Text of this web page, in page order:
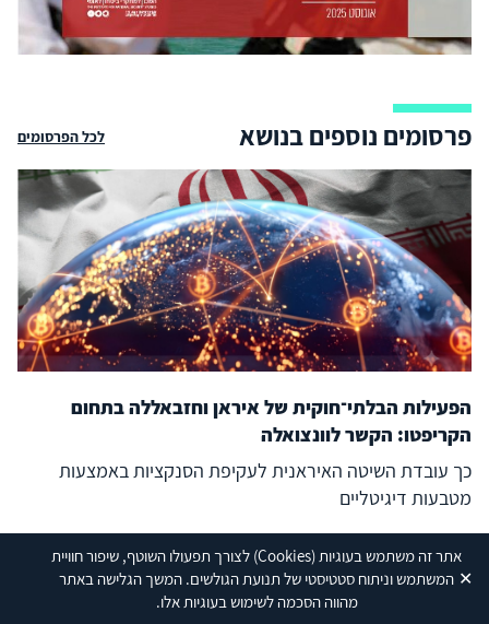
אתר זה משתמש בעוגיות(Cookies) לצורך תפעולו השוטף, שיפור חוויית
המשתמש וניתוח סטטיסטי של תנועת הגולשים. המשך הגלישה באתר
מהווה הסכמה לשימוש בעוגיות אלו.
✕
פרסומים נוספים בנושא לכל הפרסומים
הפעילות הבלתי־חוקית של איראן וחזבאללה בתחום
הקריפטו: הקשר לוונצואלה
כך עובדת השיטה האיראנית לעקיפת הסנקציות באמצעות
מטבעות דיגיטליים
30/07/26